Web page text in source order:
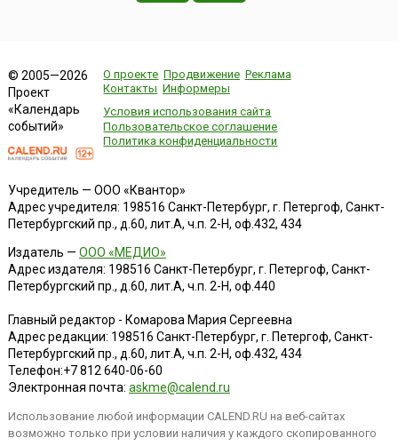
© 2005—2026
Проект
«Календарь
событий»
О проекте Продвижение Реклама
Контакты Информеры
Условия использования сайта
Пользовательское соглашение
Политика конфиденциальности
Учредитель — ООО «Квантор»
Адрес учредителя: 198516 Санкт-Петербург, г. Петергоф, Санкт-
Петербургский пр., д.60, лит.А, ч.п. 2-Н, оф.432, 434
Издатель — ООО «МЕДИО»
Адрес издателя: 198516 Санкт-Петербург, г. Петергоф, Санкт-
Петербургский пр., д.60, лит.А, ч.п. 2-Н, оф.440
Главный редактор - Комарова Мария Сергеевна
Адрес редакции: 198516 Санкт-Петербург, г. Петергоф, Санкт-
Петербургский пр., д.60, лит.А, ч.п. 2-Н, оф.432, 434
Телефон:+7 812 640-06-60
Электронная почта: askme@calend.ru
Использование любой информации CALEND.RU на веб-сайтах
возможно только при условии наличия у каждого скопированного